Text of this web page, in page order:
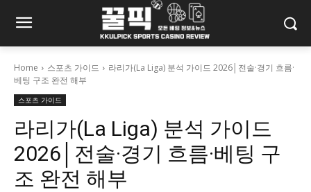
Home 스포츠 가이드
라리가(La Liga) 분석 가이드 2026│전술·경기 흐름·
베팅 구조 완전 해부
스포츠 가이드
라리가(La Liga) 분석 가이드
2026│전술·경기 흐름·베팅 구
조 완전 해부